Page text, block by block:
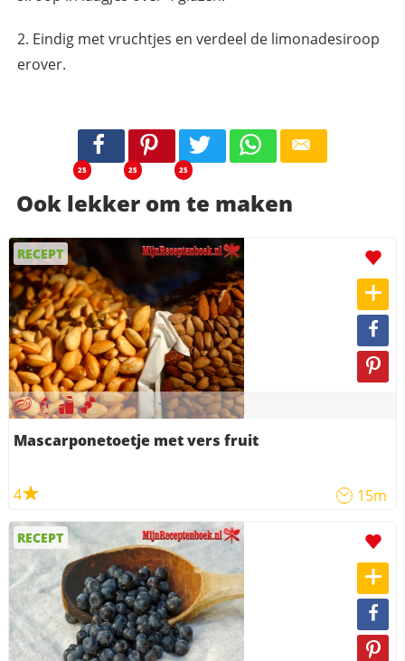
Eindig met vruchtjes en verdeel de limonadesiroop
erover.
25 25 25
Ook lekker om te maken
RECEPT
Mascarponetoetje met vers fruit
4 15m
RECEPT